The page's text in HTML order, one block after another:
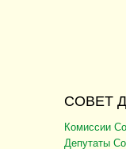
СОВЕТ
Комиссии
Депутаты